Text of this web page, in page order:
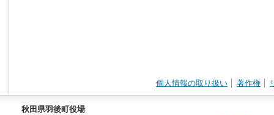
個人情報の取り扱い 著作権
秋田県羽後町役場